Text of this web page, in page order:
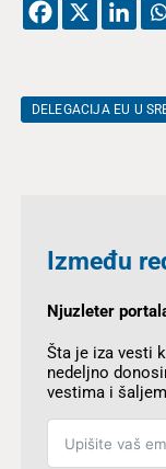
DELEGACIJA EU U
Između
Njuzleter
Šta je iza vesti
nedeljno
vestima i